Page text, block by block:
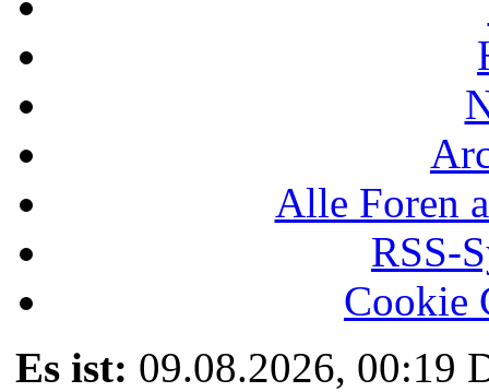
Alle Foren
RSS-
Cookie
Es ist: 09.08.2026, 00:19